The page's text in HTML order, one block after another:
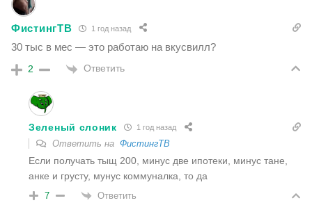
ФистингТВ 1 год назад
30 тыс в мес — это работаю на вкусвилл?
2 Ответить
Зеленый слоник 1 год назад
Ответить на ФистингТВ
Если получать тыщ 200, минус две ипотеки, минус тане,
анке и грусту, мунус коммуналка, то да
7 Ответить